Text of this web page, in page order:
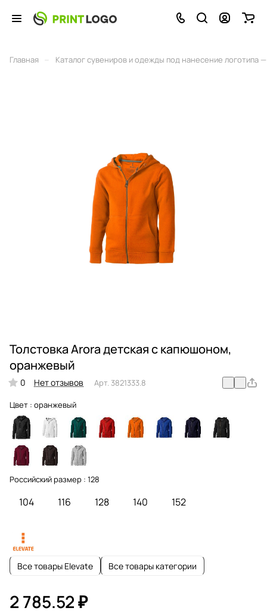
Главная Каталог сувениров и одежды под нанесение логотипа
Толстовка Arora детская с капюшоном,
оранжевый
0 Нет отзывов Арт. 3821333.8
Цвет : оранжевый
Российский размер : 128
104 116 128 140 152
Все товары Elevate Все товары категории
2 785.52 ₽